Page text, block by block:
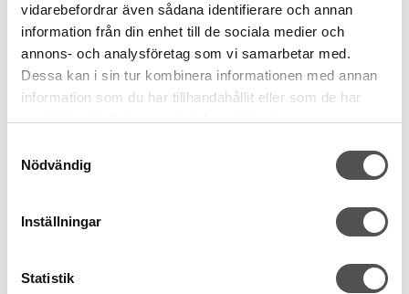
vidarebefordrar även sådana identifierare och annan
information från din enhet till de sociala medier och
annons- och analysföretag som vi samarbetar med.
Dessa kan i sin tur kombinera informationen med annan
information som du har tillhandahållit eller som de har
samlat in när du har använt deras tjänster.
Nödvändig
Inställningar
Statistik
Janome
Janome Memory Craft 6700 Professional
Semi-industriell hybrid
För hem och syateljé
9 mm stygnbredd
Maskingrupp 1C
Finns i lager